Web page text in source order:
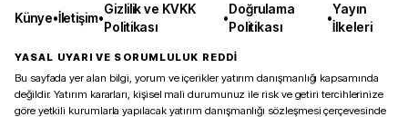
Künye•İletişim•
Gizlilik ve KVKK
Politikası
•
Doğrulama
Politikası
•
Yayın
İlkeleri
YASAL UYARI VE SORUMLULUK REDDİ
Bu sayfada yer alan bilgi, yorum ve içerikler yatırım danışmanlığı kapsamında
değildir. Yatırım kararları, kişisel mali durumunuz ile risk ve getiri tercihlerinize
göre yetkili kurumlarla yapılacak yatırım danışmanlığı sözleşmesi çerçevesinde